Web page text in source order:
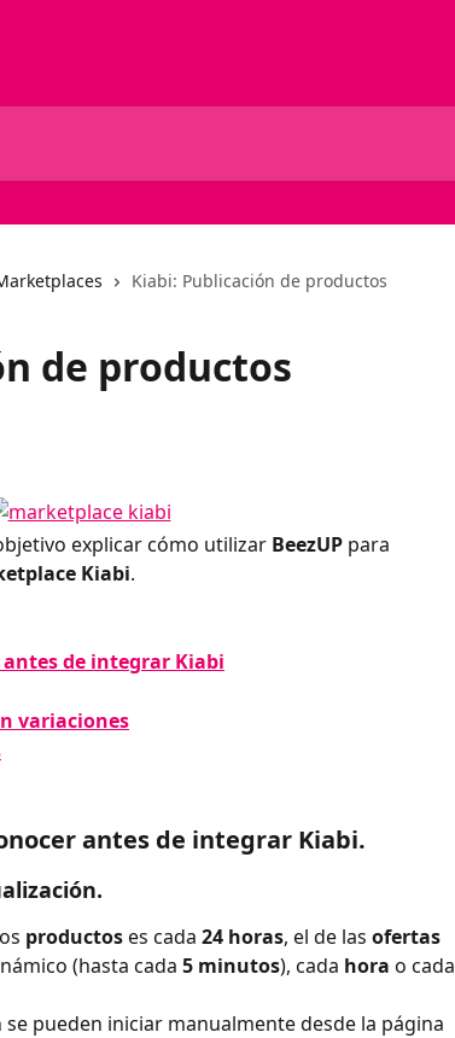
Kiabi: Publicación de productos
de productos
explicar cómo utilizar BeezUP para
Kiabi.
antes de integrar Kiabi
variaciones
antes de integrar Kiabi.
productos es cada 24 horas, el de las ofertas
(hasta cada 5 minutos), cada hora o cada
pueden iniciar manualmente desde la página